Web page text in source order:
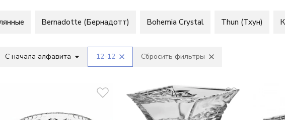
Bernadotte (Бернадотт) Bohemia Crystal Thun (Тхун)
C начала алфавита 12-12 Сбросить фильтры